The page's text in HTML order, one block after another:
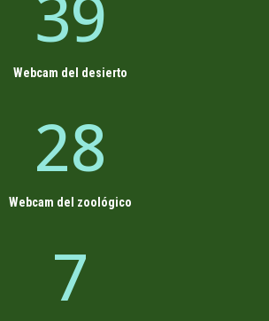
Webcam del desierto
28
Webcam del zoológico
7